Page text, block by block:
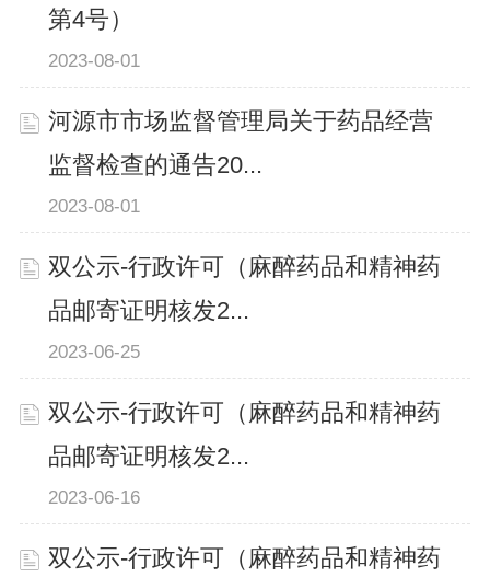
第4号）
2023-08-01
河源市市场监督管理局关于药品经营
监督检查的通告20...
2023-08-01
双公示-行政许可（麻醉药品和精神药
品邮寄证明核发2...
2023-06-25
双公示-行政许可（麻醉药品和精神药
品邮寄证明核发2...
2023-06-16
双公示-行政许可（麻醉药品和精神药